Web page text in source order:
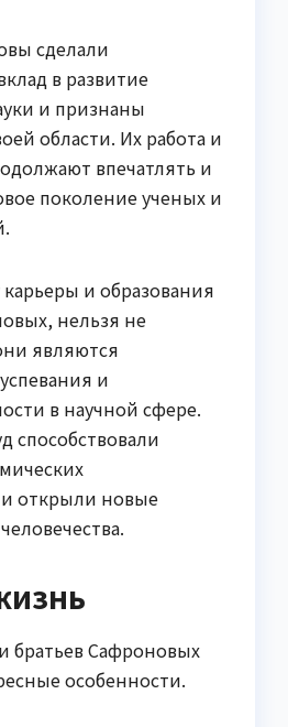
сделали
в развитие
и признаны
области. Их работа и
впечатлять и
поколение ученых и
и образования
нельзя не
являются
и
в научной сфере.
способствовали
открыли новые
братьев Сафроновых
особенности.